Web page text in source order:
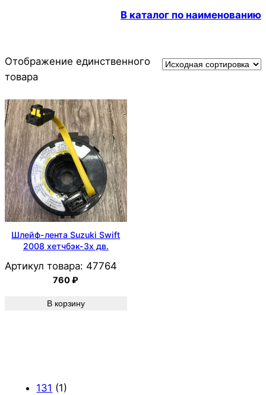
В каталог по наименованию
Отображение единственного
товара
Шлейф-лента Suzuki Swift
2008 хетчбэк-3х дв.
Артикул товара: 47764
760₽
В корзину
131 (1)